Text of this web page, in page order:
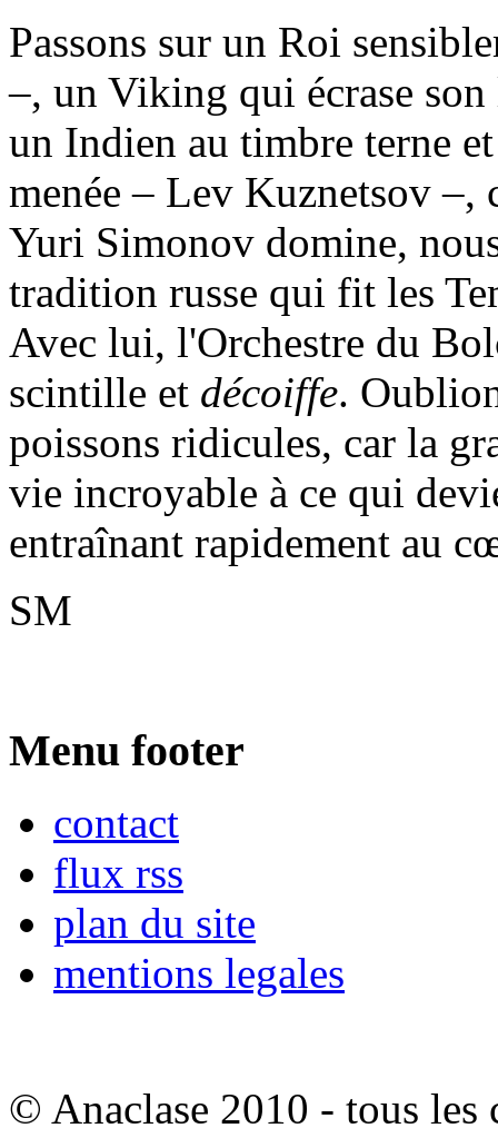
Passons sur un Roi
–, un Viking qui écrase
un Indien au timbre terne
menée – Lev Kuznetsov
Yuri Simonov domine,
tradition russe qui fit les
Avec lui, l'Orchestre du
scintille et décoiffe.
poissons ridicules, car la
vie incroyable à ce qui
entraînant rapidement au
SM
Menu footer
contact
flux rss
plan du site
mentions legales
© Anaclase 2010 - tous les